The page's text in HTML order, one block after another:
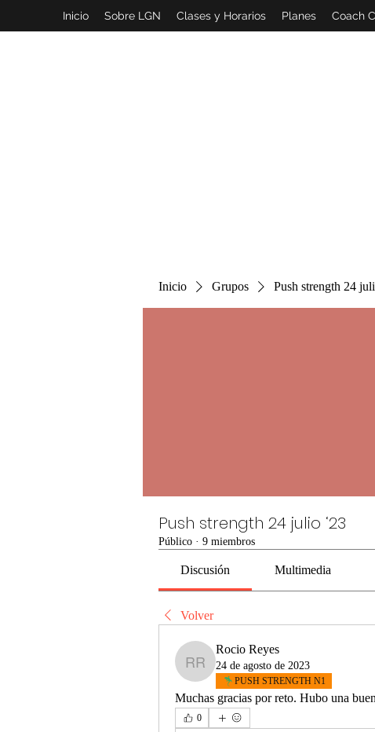
Inicio Sobre LGN Clases y Horarios Planes Coach
Inicio Grupos Push strength 24
Push strength 24 julio ‘23
Público · 9 miembros
Discusión Multimedia
Volver
Rocio Reyes
Rocio Reyes
24 de agosto de 2023
PUSH STRENGTH N1
Muchas gracias por reto. Hubo una
0